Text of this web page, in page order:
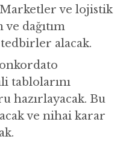
ve lojistik
dağıtım
alacak.
tablolarını
hazırlayacak. Bu
ve nihai karar